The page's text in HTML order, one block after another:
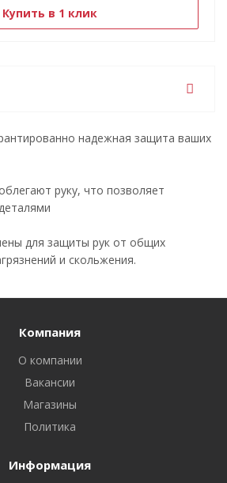
Купить в 1 клик
надежная защита ваших
руку, что позволяет
для защиты рук от общих
и скольжения.
Компания
О компании
Вакансии
Магазины
Политика
Информация